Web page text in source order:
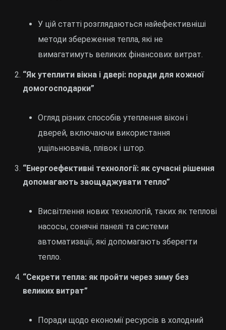
У цій статті розглядаються найефективніші
методи збереження тепла, які не
вимагатимуть великих фінансових витрат.
“Як утеплити вікна і двері: поради для кожної
домогосподарки”
Огляд різних способів утеплення вікон і
дверей, включаючи використання
ущільнювачів, плівок і штор.
“Енергоефективні технології: як сучасні рішення
допомагають заощаджувати тепло”
Висвітлення нових технологій, таких як теплові
насосы, сонячні панелі та системи
автоматизації, які допомагають зберегти
тепло.
“Секрети тепла: як пройти через зиму без
великих витрат”
Поради щодо економії ресурсів в холодний